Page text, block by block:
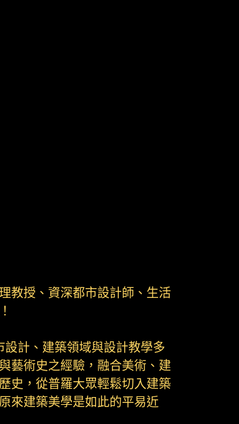
教授、資深都市設計師、生活
計、建築領域與設計教學多
藝術史之經驗，融合美術、建
史，從普羅大眾輕鬆切入建築
來建築美學是如此的平易近